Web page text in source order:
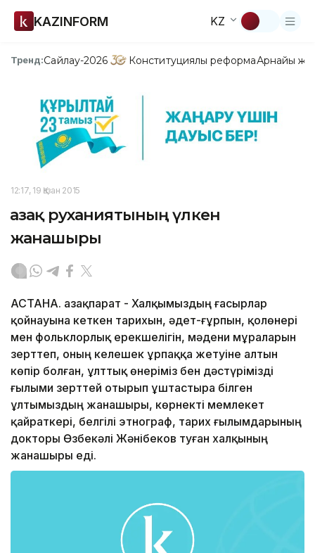
KAZINFORM KZ
Тренд:Сайлау-2026 Конституциялық реформаАрнайы
12:17, 19 Қазан 2015
Қазақ руханиятының үлкен
жанашыры
АСТАНА. Қазақпарат - Халқымыздың ғасырлар
қойнауына кеткен тарихын, әдет-ғұрпын, қолөнері
мен фольклорлық ерекшелігін, мәдени мұраларын
зерттеп, оның келешек ұрпаққа жетуіне алтын
көпір болған, ұлттық өнеріміз бен дәстүрімізді
ғылыми зерттей отырып ұштастыра білген
ұлтымыздың жанашыры, көрнекті мемлекет
қайраткері, белгілі этнограф, тарих ғылымдарының
докторы Өзбекәлі Жәнібеков туған халқының
жанашыры еді.